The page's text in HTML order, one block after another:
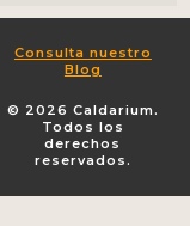
Consulta nuestro
Blog
© 2026 Caldarium.
Todos los
derechos
reservados.